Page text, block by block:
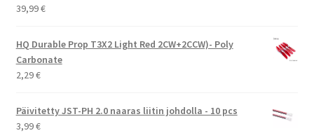
39,99€
HQ Durable Prop T3X2 Light Red 2CW+2CCW)- Poly
Carbonate
2,29€
Päivitetty JST-PH 2.0 naaras liitin johdolla - 10 pcs
3,99€